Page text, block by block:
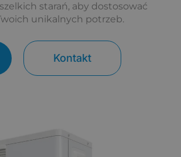
starań, aby dostosować
unikalnych potrzeb.
Kontakt